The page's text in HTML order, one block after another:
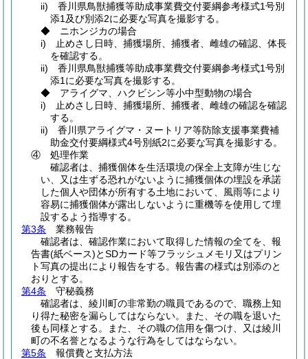
ii) 香川県鳥獣捕獲等助成事業費交付要綱参考様式1号別
添1及び別添2に必要な写真を撮影する。
◆ ニホンジカの場合
i) 止めさし日時、捕獲場所、捕獲者、雌雄の確認、体長
を確認する。
ii) 香川県鳥獣捕獲等助成事業費交付要綱参考様式1号別
添1に必要な写真を撮影する。
◆ アライグマ、ハクビシン等小中型動物の場合
i) 止めさし日時、捕獲場所、捕獲者、雌雄の確認を確認
する。
ii) 香川県アライグマ・ヌートリア等防除支援事業費補
助金交付要綱様式4号別紙2に必要な写真を撮影する。
④ 処理作業
確認者は、捕獲個体を生活環境の保全上支障が生じな
い、又は生ずる恐れがないように捕獲個体の埋設を承諾
した個人や団体が所有する土地において、風雨等により
容易に捕獲個体が露出しないように重機等を使用して埋
設するよう指導する。
第3条 業務報告
確認者は、確認作業において取得した情報の全てを、報
告書(紙ベース)とSDカード等フラッシュメモリ又はプリン
ト写真の提出により報告をする。報告書の様式は別添のと
おりとする。
第4条 守秘義務
確認者は、綾川町の非常勤の職員であるので、職務上知
り得た秘密を漏らしてはならない。また、その職を退いた
後も同様とする。また、その職の信用を傷つけ、又は綾川
町の不名誉となるような行為をしてはならない。
第5条 報償費と支払方法